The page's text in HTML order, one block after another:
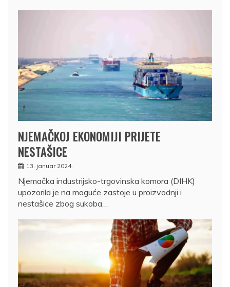
NJEMAČKOJ EKONOMIJI PRIJETE
NESTAŠICE
13. januar 2024.
Njemačka industrijsko-trgovinska komora (DIHK)
upozorila je na moguće zastoje u proizvodnji i
nestašice zbog sukoba…